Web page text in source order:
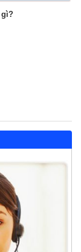
gì?